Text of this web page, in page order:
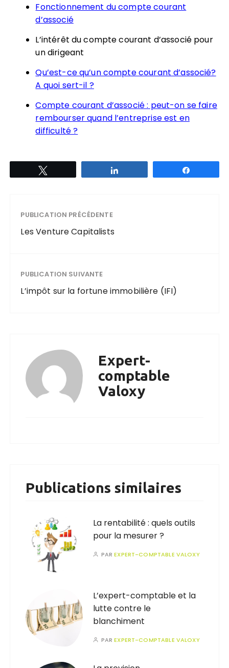
Fonctionnement du compte courant
d’associé
L’intérêt du compte courant d’associé pour
un dirigeant
Qu’est-ce qu’un compte courant d’associé?
A quoi sert-il ?
Compte courant d’associé : peut-on se faire
rembourser quand l’entreprise est en
difficulté ?
PUBLICATION PRÉCÉDENTE
Les Venture Capitalists
PUBLICATION SUIVANTE
L’impôt sur la fortune immobilière (IFI)
Expert-
comptable
Valoxy
Publications similaires
La rentabilité : quels outils
pour la mesurer ?
PAREXPERT-COMPTABLE VALOXY
L’expert-comptable et la
lutte contre le
blanchiment
PAREXPERT-COMPTABLE VALOXY